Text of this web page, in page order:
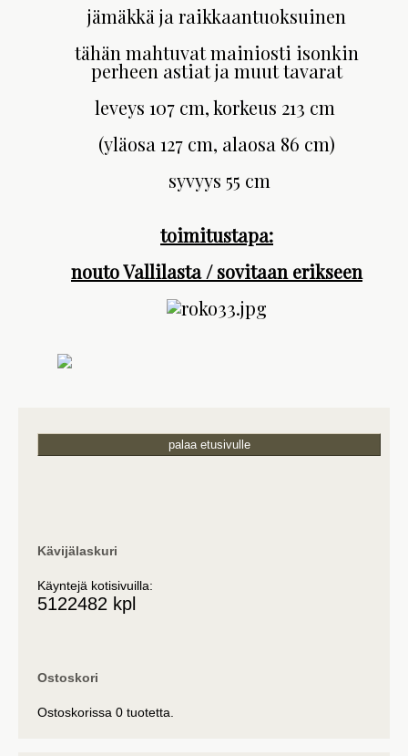
jämäkkä ja raikkaantuoksuinen
tähän mahtuvat mainiosti isonkin
perheen astiat ja muut tavarat
leveys 107 cm, korkeus 213 cm
(yläosa 127 cm, alaosa 86 cm)
syvyys 55 cm
toimitustapa:
nouto Vallilasta / sovitaan erikseen
palaa etusivulle
Kävijälaskuri
Käyntejä kotisivuilla:
5122482 kpl
Ostoskori
Ostoskorissa 0 tuotetta.